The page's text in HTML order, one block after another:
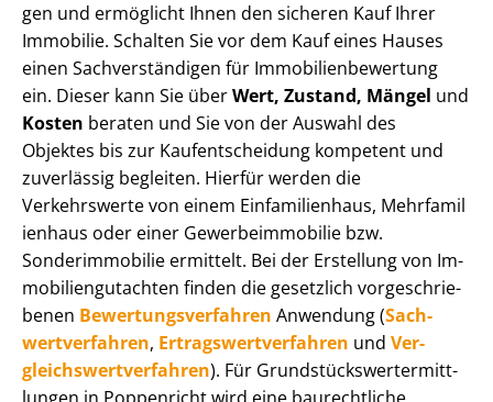
gen und ermöglicht Ihnen den sicheren Kauf Ihrer
Immobilie. Schalten Sie vor dem Kauf eines Hauses
einen Sach­ver­stän­di­gen für Im­mo­bi­li­en­be­wer­tung
ein. Dieser kann Sie überWert, Zustand, Mängel und
Kosten beraten und Sie von der Auswahl des
Objektes bis zur Kauf­ent­schei­dung kompetent und
zuverlässig begleiten. Hierfür werden die
Verkehrswerte von einem Einfamilienhaus, Mehr­fa­mi­l
i­en­haus oder einer Ge­wer­be­im­mo­bi­lie bzw.
Sonderimmobilie ermittelt. Bei der Erstellung von Im­
mo­bi­li­en­gut­ach­ten finden die gesetzlich vor­ge­schrie­
be­nen Be­wer­tungs­ver­fah­ren Anwendung (Sach­
wert­ver­fah­ren, Er­trags­wert­ver­fah­ren und Ver­
gleichs­wert­ver­fah­ren). Für Grund­stücks­wert­ermitt­